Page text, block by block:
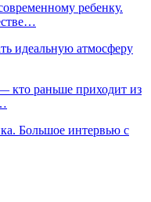
ребенку.
идеальную атмосферу
кто раньше приходит из
Большое интервью с